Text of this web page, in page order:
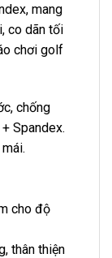
mang
co dãn tối
chơi golf
chống
Spandex.
cho độ
thân thiện